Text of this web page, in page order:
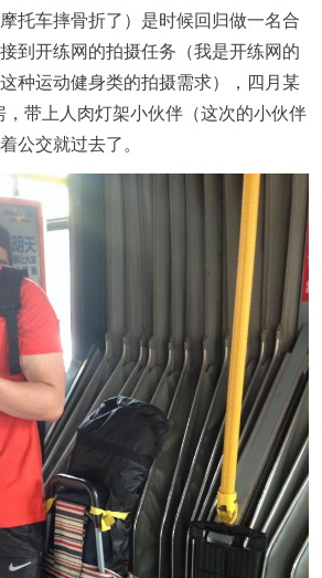
托车摔骨折了）是时候回归做一名合
到开练网的拍摄任务（我是开练网的
种运动健身类的拍摄需求），四月某
，带上人肉灯架小伙伴（这次的小伙伴
公交就过去了。